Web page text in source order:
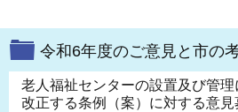
令和6年度のご意見と市の
老人福祉センターの設置及び管
改正する条例（案）に対する意